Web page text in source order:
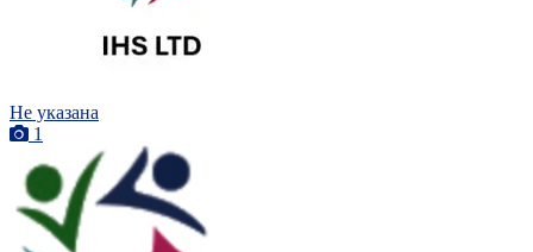
Не указана
1